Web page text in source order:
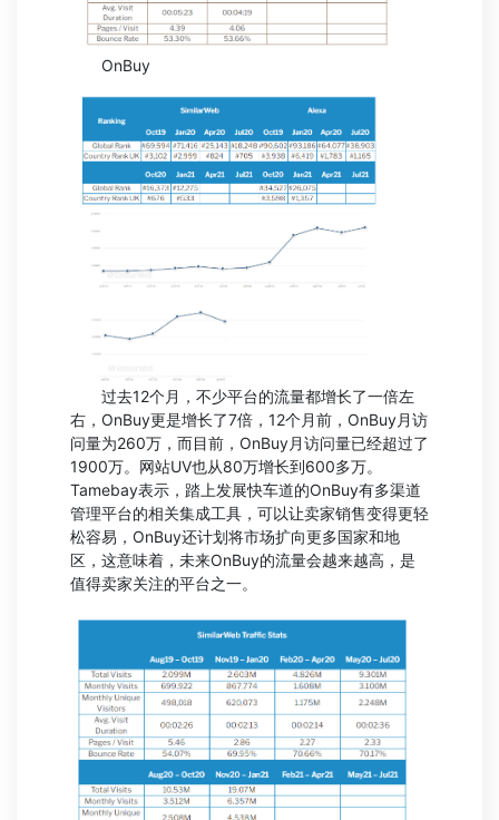
OnBuy
过去12个月，不少平台的流量都增长了一倍左
右，OnBuy更是增长了7倍，12个月前，OnBuy月访
问量为260万，而目前，OnBuy月访问量已经超过了
1900万。网站UV也从80万增长到600多万。
Tamebay表示，踏上发展快车道的OnBuy有多渠道
管理平台的相关集成工具，可以让卖家销售变得更轻
松容易，OnBuy还计划将市场扩向更多国家和地
区，这意味着，未来OnBuy的流量会越来越高，是
值得卖家关注的平台之一。